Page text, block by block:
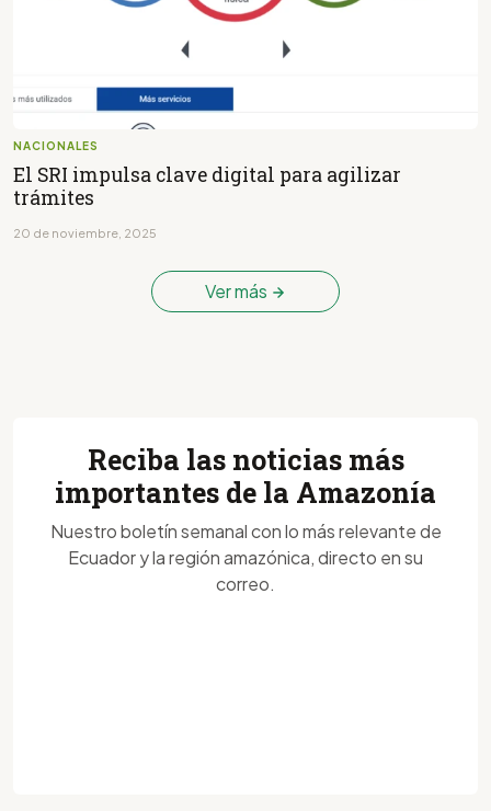
NACIONALES
El SRI impulsa clave digital para agilizar
trámites
20 de noviembre, 2025
Ver más
Reciba las noticias más
importantes de la Amazonía
Nuestro boletín semanal con lo más relevante de
Ecuador y la región amazónica, directo en su
correo.